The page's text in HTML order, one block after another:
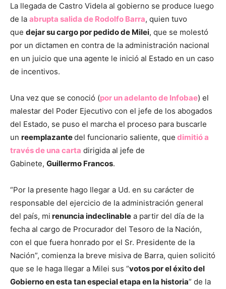
La llegada de Castro Videla al gobierno se produce luego
de la abrupta salida de Rodolfo Barra, quien tuvo
que dejar su cargo por pedido de Milei, que se molestó
por un dictamen en contra de la administración nacional
en un juicio que una agente le inició al Estado en un caso
de incentivos.
Una vez que se conoció (por un adelanto de Infobae) el
malestar del Poder Ejecutivo con el jefe de los abogados
del Estado, se puso el marcha el proceso para buscarle
un reemplazantedel funcionario saliente, que dimitió a
través de una carta dirigida al jefe de
Gabinete, Guillermo Francos.
“Por la presente hago llegar a Ud. en su carácter de
responsable del ejercicio de la administración general
del país, mi renuncia indeclinable a partir del día de la
fecha al cargo de Procurador del Tesoro de la Nación,
con el que fuera honrado por el Sr. Presidente de la
Nación”, comienza la breve misiva de Barra, quien solicitó
que se le haga llegar a Milei sus “votos por el éxito del
Gobierno en esta tan especial etapa en la historia” de la